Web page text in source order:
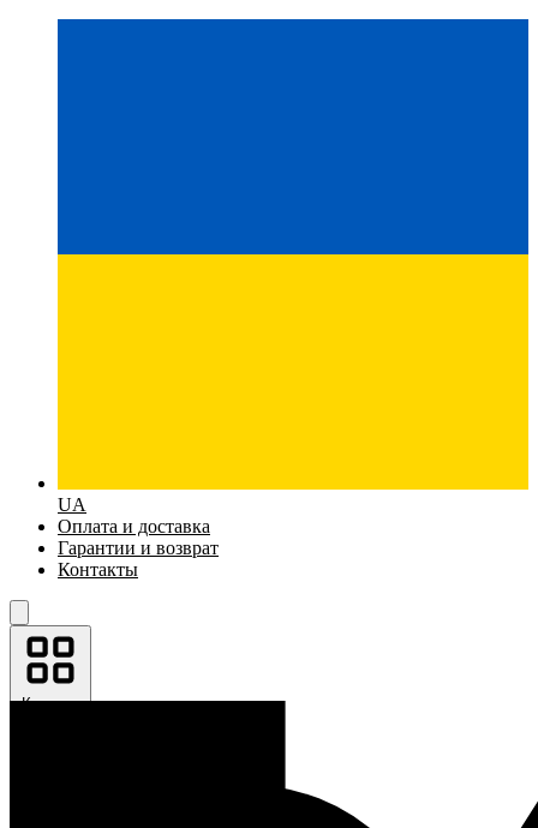
UA
Оплата и доставка
Гарантии и возврат
Контакты
Каталог